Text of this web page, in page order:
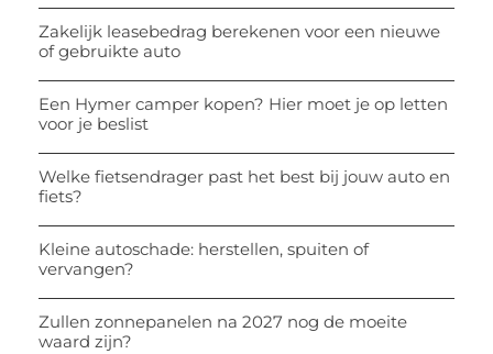
Zakelijk leasebedrag berekenen voor een nieuwe
of gebruikte auto
Een Hymer camper kopen? Hier moet je op letten
voor je beslist
Welke fietsendrager past het best bij jouw auto en
fiets?
Kleine autoschade: herstellen, spuiten of
vervangen?
Zullen zonnepanelen na 2027 nog de moeite
waard zijn?